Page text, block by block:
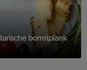
borrelplank